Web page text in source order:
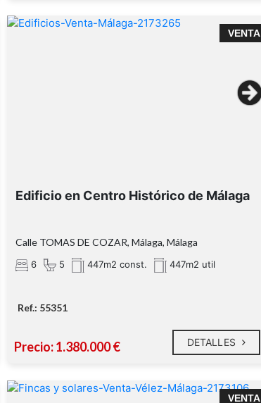
(alberca de 39m
Tu refugio en Benajarafe te está esperando.
VENTA
Edificio en Centro Histórico de Málaga
Calle TOMAS DE COZAR, Málaga, Málaga
6 5 447m2 const. 447m2 util
Ref.: 55351
Precio: 1.380.000 € DETALLES
VENTA